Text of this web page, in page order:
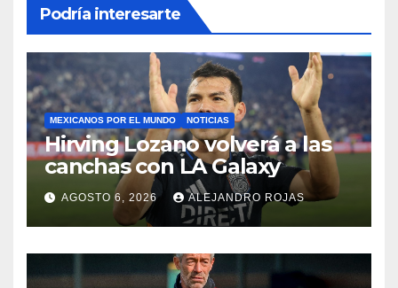
Podría interesarte
MEXICANOS POR EL MUNDO NOTICIAS
Hirving Lozano volverá a las
canchas con LA Galaxy
AGOSTO 6, 2026 ALEJANDRO ROJAS